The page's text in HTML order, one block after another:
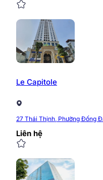
0/5(0 Reviews)
Le Capitole
27 Thái Thịnh, Phường Đống
Liên hệ